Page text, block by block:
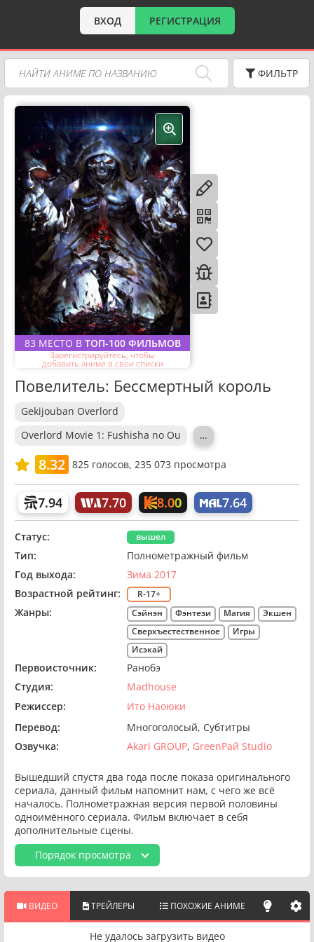
ВХОД РЕГИСТРАЦИЯ
ФИЛЬТР
83 МЕСТО В ТОП-100 ФИЛЬМОВ
Зарегистрируйтесь, чтобы
добавить аниме в свои списки
Повелитель: Бессмертный король
Gekijouban Overlord
Overlord Movie 1: Fushisha no Ou
…
8.32 825голосов, 235 073 просмотра
7.94 7.70 8.00 7.64
Статус: вышел
Тип:
Полнометражный фильм
Год выхода:
Зима 2017
Возрастной рейтинг:
R-17+
Жанры: Сэйнэн Фэнтези Магия
Экшен
Сверхъестественное
Игры
Исэкай
Первоисточник:
Ранобэ
Студия:
Madhouse
Режиссер:
Ито Наоюки
Перевод:
Многоголосый Субтитры
Озвучка:
Akari GROUP GreenРай Studio
Вышедший спустя два года после показа оригинального
сериала, данный фильм напомнит нам, с чего же всё
началось. Полнометражная версия первой половины
одноимённого сериала. Фильм включает в себя
дополнительные сцены.
Порядок просмотра
ВИДЕО ТРЕЙЛЕРЫ ПОХОЖИЕ АНИМЕ
Не удалось загрузить видео